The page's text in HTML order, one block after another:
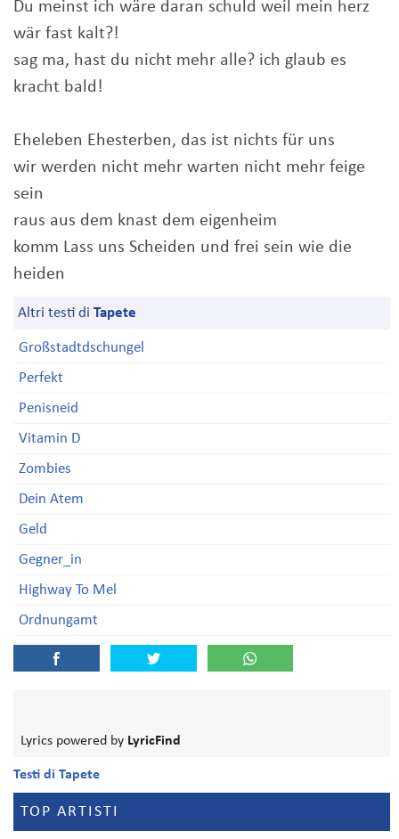
Du meinst ich wäre daran schuld weil mein herz
wär fast kalt?!
sag ma, hast du nicht mehr alle? ich glaub es
kracht bald!
Eheleben Ehesterben, das ist nichts für uns
wir werden nicht mehr warten nicht mehr feige
sein
raus aus dem knast dem eigenheim
komm Lass uns Scheiden und frei sein wie die
heiden
Altri testi di Tapete
Großstadtdschungel
Perfekt
Penisneid
Vitamin D
Zombies
Dein Atem
Geld
Gegner_in
Highway To Mel
Ordnungamt
Lyrics powered by LyricFind
Testi di Tapete
TOP ARTISTI